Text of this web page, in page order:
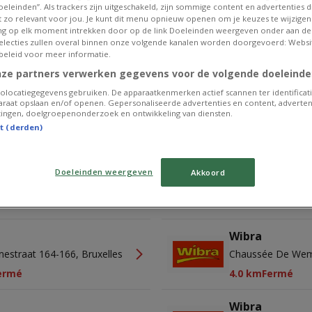
D'Helmet 272-279, Bruxelles
Wibra
Chazallaan 14-
44, Bruxelles
Wibra
Ch. De Wavre 852,
164-166, Bruxelles
Wibra
Chaussée De
4.0 kmFermé
Wibra
Als trackers zijn uitgeschakeld, zijn sommige content en advertenties
zo relevant voor jou. Je kunt dit menu opnieuw openen om je keuzes te
op elk moment intrekken door op de link Doeleinden weergeven onder aan de
zullen overal binnen onze volgende kanalen worden doorgevoerd:
voor meer informatie.
partners verwerken gegevens voor de volgende
gebruiken. De apparaatkenmerken actief scannen ter
opslaan en/of openen. Gepersonaliseerde advertenties en content,
doelgroepenonderzoek en ontwikkeling van diensten.
(derden)
Doeleinden weergeven Akkoord